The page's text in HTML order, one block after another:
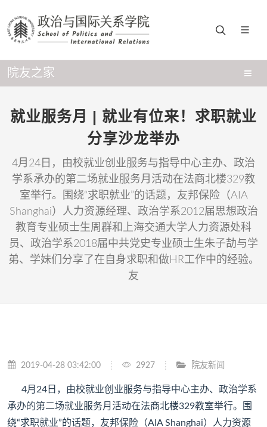
院友之家
就业服务月 | 就业有位来！求职就业
分享沙龙举办
4月24日，由校就业创业服务与指导中心主办、政治
学系承办的第二场就业服务月活动在法商北楼329教
室举行。围绕“求职就业”的话题，友邦保险（AIA
Shanghai）人力资源经理、政治学系2012届思想政治
教育专业硕士生周群和上海交通大学人力资源处科
员、政治学系2018届中共党史专业硕士生朱子劼与学
弟、学妹们分享了在自身求职和做HR工作中的经验。
友
2019-04-28 03:42:00 2927 院友新闻
4月24日，由校就业创业服务与指导中心主办、政治学系
承办的第二场就业服务月活动在法商北楼329教室举行。围
绕“求职就业”的话题，友邦保险（AIA Shanghai）人力资源